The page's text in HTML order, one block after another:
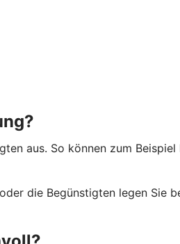
aus. So können zum
die Begünstigten legen